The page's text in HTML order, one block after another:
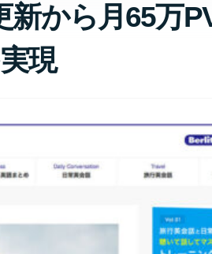
新から月65万
現